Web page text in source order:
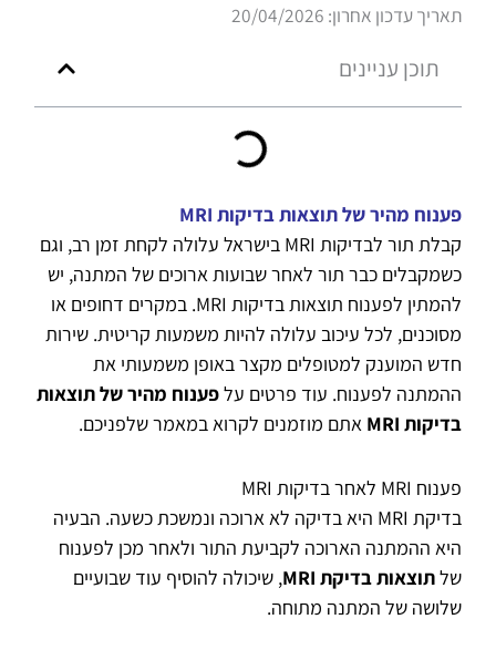
תאריך עדכון אחרון: 20/04/2026
תוכן עניינים
פענוח מהיר של תוצאות בדיקות MRI
קבלת תור לבדיקות MRI בישראל עלולה לקחת זמן רב, וגם
כשמקבלים כבר תור לאחר שבועות ארוכים של המתנה, יש
להמתין לפענוח תוצאות בדיקות MRI. במקרים דחופים או
מסוכנים, לכל עיכוב עלולה להיות משמעות קריטית. שירות
חדש המוענק למטופלים מקצר באופן משמעותי את
ההמתנה לפענוח. עוד פרטים עלפענוח מהיר של תוצאות
בדיקות MRI אתם מוזמנים לקרוא במאמר שלפניכם.
פענוח MRI לאחר בדיקות MRI
בדיקת MRI היא בדיקה לא ארוכה ונמשכת כשעה. הבעיה
היא ההמתנה הארוכה לקביעת התור ולאחר מכן לפענוח
שלתוצאות בדיקת MRI, שיכולה להוסיף עוד שבועיים
שלושה של המתנה מתוחה.